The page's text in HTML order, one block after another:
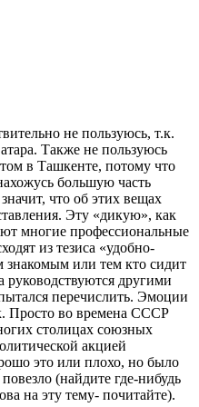
не пользуюсь, т.к.
Также не пользуюсь
в Ташкенте, потому что
большую часть
что об этих вещах
Эту «дикую», как
многие профессиональные
из тезиса «удобно-
или тем кто сидит
руководствуются другими
перечислить. Эмоции
Просто во времена СССР
столицах союзных
акцией
это или плохо, но было
(найдите где-нибудь
на эту тему- почитайте).